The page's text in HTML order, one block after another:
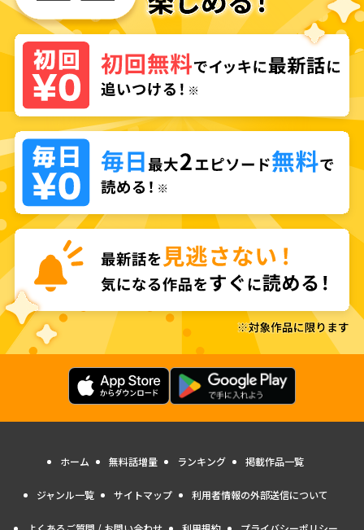
ホーム 無料話増量 ランキング 掲載作品一覧
ジャンル一覧 サイトマップ 利用者情報の外部送信について